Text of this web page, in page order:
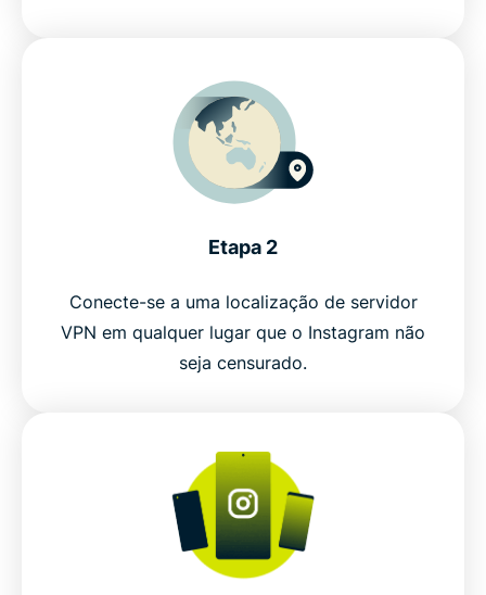
Etapa 2
Conecte-se a uma localização de servidor
VPN em qualquer lugar que o Instagram não
seja censurado.